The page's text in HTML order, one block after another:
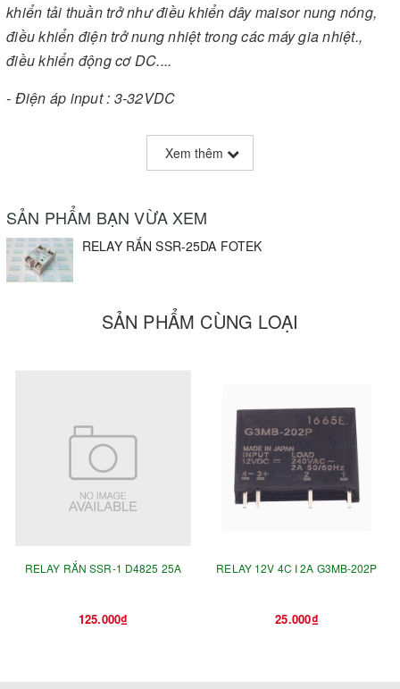
khiển tải thuần trở như điều khiển dây maisor nung nóng,
điều khiển điện trở nung nhiệt trong các máy gia nhiệt.,
điều khiển động cơ DC....
- Điện áp input : 3-32VDC
- Điện áp chuyển mạch : 24-380VAC
Xem thêm
SẢN PHẨM BẠN VỪA XEM
RELAY RẮN SSR-25DA FOTEK
SẢN PHẨM CÙNG LOẠI
RELAY RẮN SSR-1 D4825 25A
125.000₫
RELAY 12V 4C I 2A G3MB-202P
25.000₫